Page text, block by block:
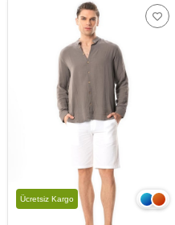
Ücretsiz Kargo